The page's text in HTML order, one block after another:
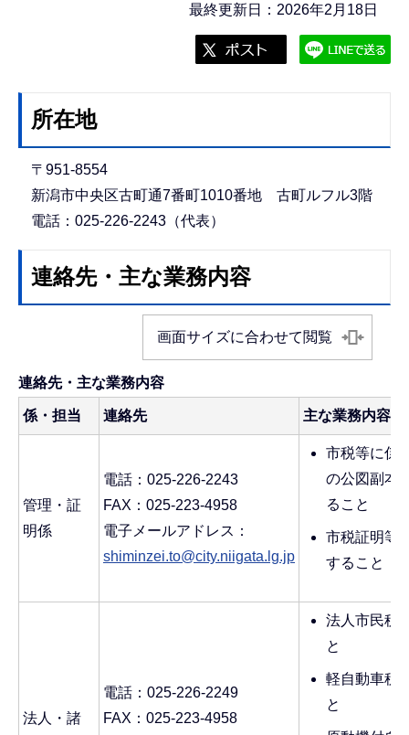
最終更新日：2026年2月18日
所在地
〒951-8554
新潟市中央区古町通7番町1010番地 古町ルフル3階
電話：025-226-2243（代表）
連絡先・主な業務内容
画面サイズに合わせて閲覧
連絡先・主な業務内容
係・担当 連絡先 主な業務内容
管理・証
明係
電話：025-226-2243
FAX：025-223-4958
電子メールアドレス：
shiminzei.to@city.niigata.lg.jp
市税等に係
の公図副本
ること
市税証明等
すること
法人・諸
電話：025-226-2249
FAX：025-223-4958
法人市民税
と
軽自動車税
と